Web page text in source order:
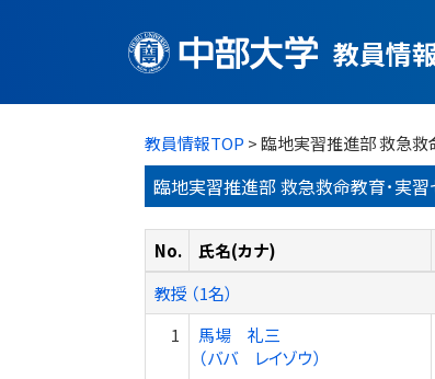
教員情
教員情報TOP > 臨地実習推進部 救急救
臨地実習推進部 救急救命教育･実習
No. 氏名(カナ)
教授 （1名）
1
馬場 礼三
（ババ レイゾウ）